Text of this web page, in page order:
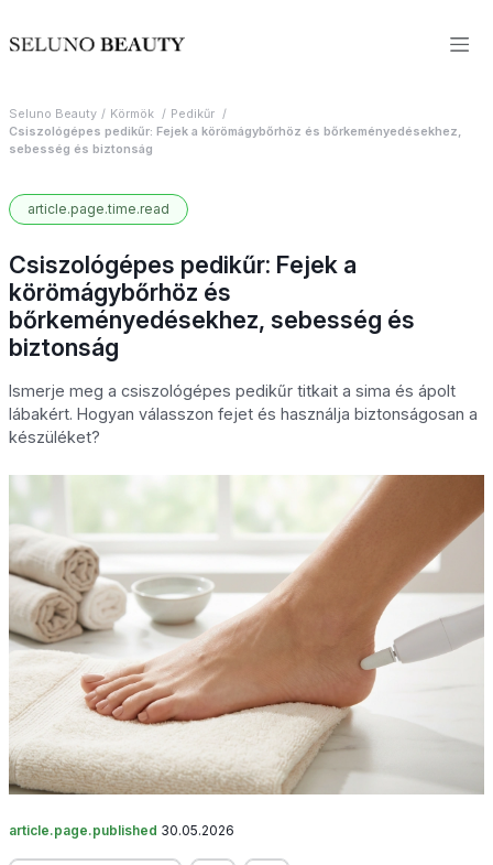
Seluno Beauty Körmök
Pedikűr
Csiszológépes pedikűr: Fejek a körömágybőrhöz és bőrkeményedésekhez,
sebesség és biztonság
article.page.time.read
Csiszológépes pedikűr: Fejek a
körömágybőrhöz és
bőrkeményedésekhez, sebesség és
biztonság
Ismerje meg a csiszológépes pedikűr titkait a sima és ápolt
lábakért. Hogyan válasszon fejet és használja biztonságosan a
készüléket?
article.page.published 30.05.2026